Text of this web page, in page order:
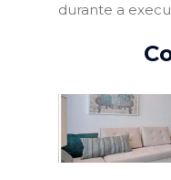
durante a